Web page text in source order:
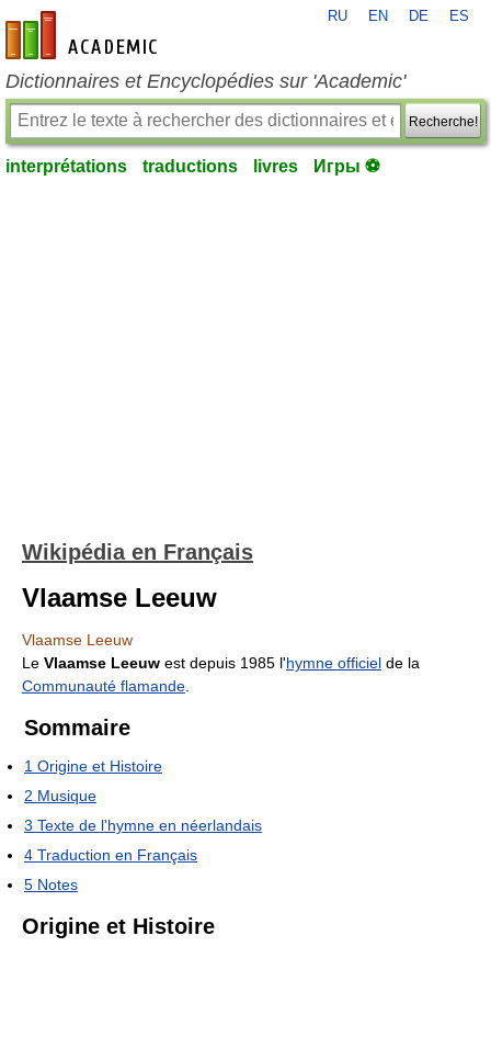
fr-academic.com
RU EN DE ES
Dictionnaires et Encyclopédies sur 'Academic'
Recherche!
interprétations traductions livres Игры ⚽
Wikipédia en Français
Vlaamse Leeuw
Vlaamse Leeuw
Le Vlaamse Leeuw est depuis 1985 l'hymne officiel de la
Communauté flamande
Sommaire
1 Origine et Histoire
2 Musique
3 Texte de l'hymne en néerlandais
4 Traduction en Français
5 Notes
Origine et Histoire